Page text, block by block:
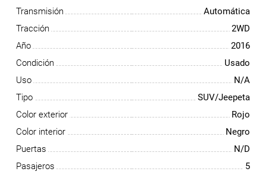
Transmisión
Automática
Tracción
2WD
Año
2016
Condición
Usado
Uso
N/A
Tipo
SUV/Jeepeta
Color exterior
Rojo
Color interior
Negro
Puertas
N/D
Pasajeros
5